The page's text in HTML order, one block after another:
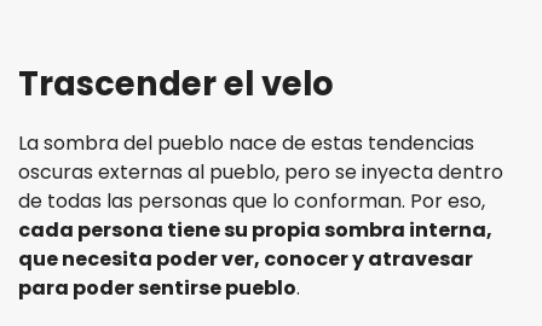
Trascender el velo
La sombra del pueblo nace de estas tendencias
oscuras externas al pueblo, pero se inyecta dentro
de todas las personas que lo conforman. Por eso,
cada persona tiene su propia sombra interna,
que necesita poder ver, conocer y atravesar
para poder sentirse pueblo.